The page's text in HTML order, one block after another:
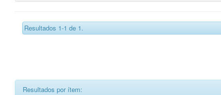
Resultados 1-1 de 1.
Resultados por ítem: